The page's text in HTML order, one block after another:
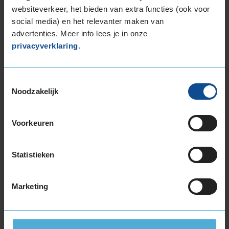
websiteverkeer, het bieden van extra functies (ook voor
social media) en het relevanter maken van
advertenties. Meer info lees je in onze
privacyverklaring.
Noodzakelijk
Voorkeuren
Statistieken
Marketing
Kenmerken:
Velgrandbescherming
Zelfdichtend,
€ 199,20
Normale prijs: € 249,00
Kies je